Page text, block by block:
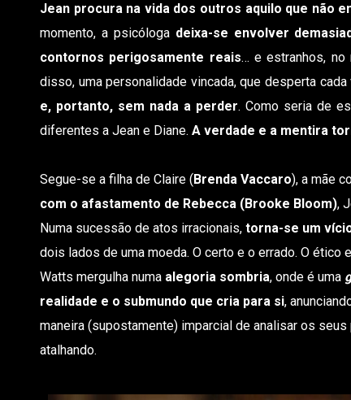
Jean procura na vida dos outros aquilo que não
momento, a psicóloga deixa-se envolver
contornos perigosamente reais… e estranhos, no
disso, uma personalidade vincada, que desperta
e, portanto, sem nada a perder. Como seria de
diferentes a Jean e Diane. A verdade e a mentira
Segue-se a filha de Claire ( Brenda Vaccaro), a mãe
com o afastamento de Rebecca (Brooke Bloom),
Numa sucessão de atos irracionais, torna-se um
dois lados de uma moeda. O certo e o errado. O ético
Watts mergulha numa alegoria sombria, onde é uma
realidade e o submundo que cria para si,
maneira (supostamente) imparcial de analisar os seus
atalhando.